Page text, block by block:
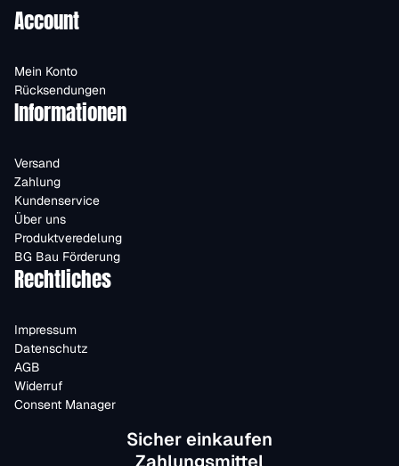
Account
Mein Konto
Rücksendungen
Informationen
Versand
Zahlung
Kundenservice
Über uns
Produktveredelung
BG Bau Förderung
Rechtliches
Impressum
Datenschutz
AGB
Widerruf
Consent Manager
Sicher einkaufen